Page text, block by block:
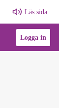
Läs sida
Logga in